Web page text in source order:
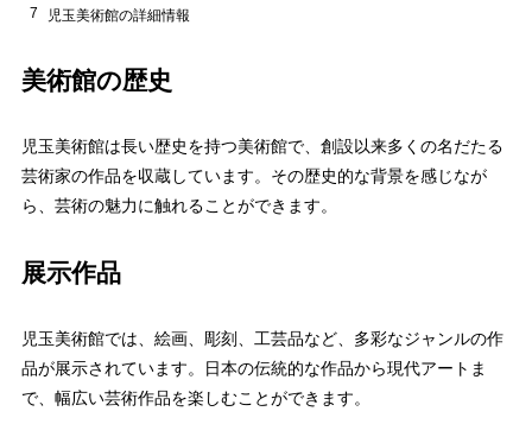
7 児玉美術館の詳細情報
美術館の歴史
児玉美術館は長い歴史を持つ美術館で、創設以来多くの名だたる
芸術家の作品を収蔵しています。その歴史的な背景を感じなが
ら、芸術の魅力に触れることができます。
展示作品
児玉美術館では、絵画、彫刻、工芸品など、多彩なジャンルの作
品が展示されています。日本の伝統的な作品から現代アートま
で、幅広い芸術作品を楽しむことができます。